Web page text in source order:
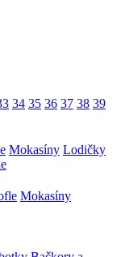
34 35 36 37 38 39
Mokasíny Lodičky
Mokasíny